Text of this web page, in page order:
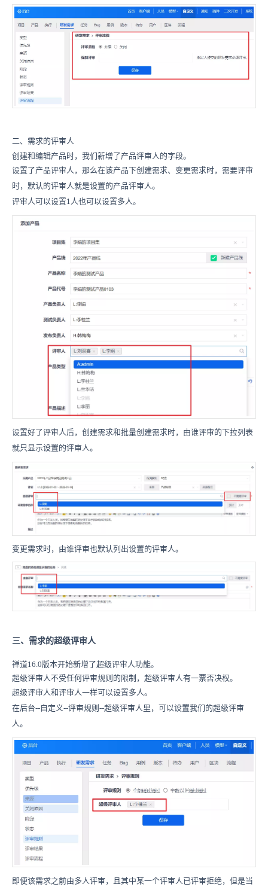
二、需求的评审人
创建和编辑产品时，我们新增了产品评审人的字段。
设置了产品评审人，那么在该产品下创建需求、变更需求时，需要评审
时，默认的评审人就是设置的产品评审人。
评审人可以设置1人也可以设置多人。
设置好了评审人后，创建需求和批量创建需求时，由谁评审的下拉列表
就只显示设置的评审人。
变更需求时，由谁评审也默认列出设置的评审人。
三、需求的超级评审人
禅道16.0版本开始新增了超级评审人功能。
超级评审人不受任何评审规则的限制，超级评审人有一票否决权。
超级评审人和评审人一样可以设置多人。
在后台--自定义--评审规则--超级评审人里，可以设置我们的超级评审
人。
即便该需求之前由多人评审，且其中某一个评审人已评审拒绝，但是当